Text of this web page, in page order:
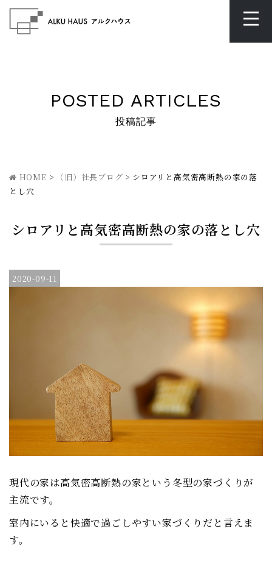
POSTED ARTICLES
投稿記事
HOME > （旧）社長ブログ > シロアリと高気密高断熱の家の落
とし穴
シロアリと高気密高断熱の家の落とし穴
2020-09-11
現代の家は高気密高断熱の家という冬型の家づくりが
主流です。
室内にいると快適で過ごしやすい家づくりだと言えま
す。